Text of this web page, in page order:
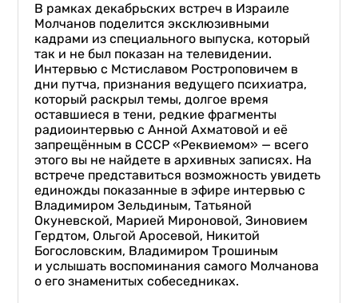
В рамках декабрьских встреч в Израиле
Молчанов поделится эксклюзивными
кадрами из специального выпуска, который
так и не был показан на телевидении.
Интервью с Мстиславом Ростроповичем в
дни путча, признания ведущего психиатра,
который раскрыл темы, долгое время
оставшиеся в тени, редкие фрагменты
радиоинтервью с Анной Ахматовой и её
запрещённым в СССР «Реквиемом» — всего
этого вы не найдете в архивных записях. На
встрече представиться возможность увидеть
единожды показанные в эфире интервью с
Владимиром Зельдиным, Татьяной
Окуневской, Марией Мироновой, Зиновием
Гердтом, Ольгой Аросевой, Никитой
Богословским, Владимиром Трошиным
и услышать воспоминания самого Молчанова
о его знаменитых собеседниках.